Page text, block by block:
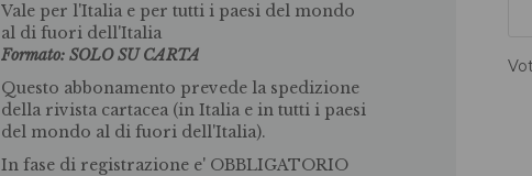
Vale per l'Italia e per tutti i paesi del mondo
al di fuori dell'Italia
Formato: SOLO SU CARTA
Questo abbonamento prevede la spedizione
della rivista cartacea (in Italia e in tutti i paesi
del mondo al di fuori dell'Italia).
In fase di registrazione e' OBBLIGATORIO